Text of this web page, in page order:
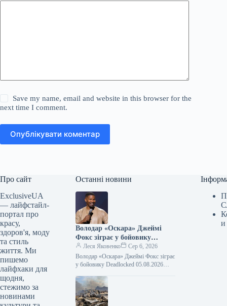
Save my name, email and website in this browser for the
next time I comment.
Опублікувати коментар
Про сайт
ExclusiveUA
— лайфстайл-
портал про
красу,
здоров'я, моду
та стиль
життя. Ми
пишемо
лайфхаки для
щодня,
стежимо за
новинами
Останні новини
Володар «Оскара» Джеймі
Фокс зіграє у бойовику
Deadlocked
Леся Яковенко
Сер 6, 2026
Володар «Оскара» Джеймі Фокс зіграє
у бойовику Deadlocked 05.08.2026
лауреат премії «Оскар» Джеймі Фокс
зіграє головну…
и